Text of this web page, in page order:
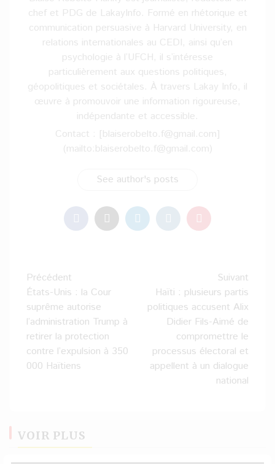
chef et PDG de LakayInfo. Formé en rhétorique et
communication persuasive à Harvard University, en
relations internationales au CEDI, ainsi qu’en
psychologie à l’UFCH, il s’intéresse
particulièrement aux questions politiques,
géopolitiques et sociétales. À travers Lakay Info, il
œuvre à promouvoir une information rigoureuse,
indépendante et accessible.
Contact : [blaiserobelto.f@gmail.com]
(mailto:blaiserobelto.f@gmail.com)
See author's posts
Navigation
d’article
Précédent
États-Unis : la Cour
suprême autorise
l’administration Trump à
retirer la protection
contre l’expulsion à 350
000 Haïtiens
Suivant
Haïti : plusieurs partis
politiques accusent Alix
Didier Fils-Aimé de
compromettre le
processus électoral et
appellent à un dialogue
national
VOIR PLUS